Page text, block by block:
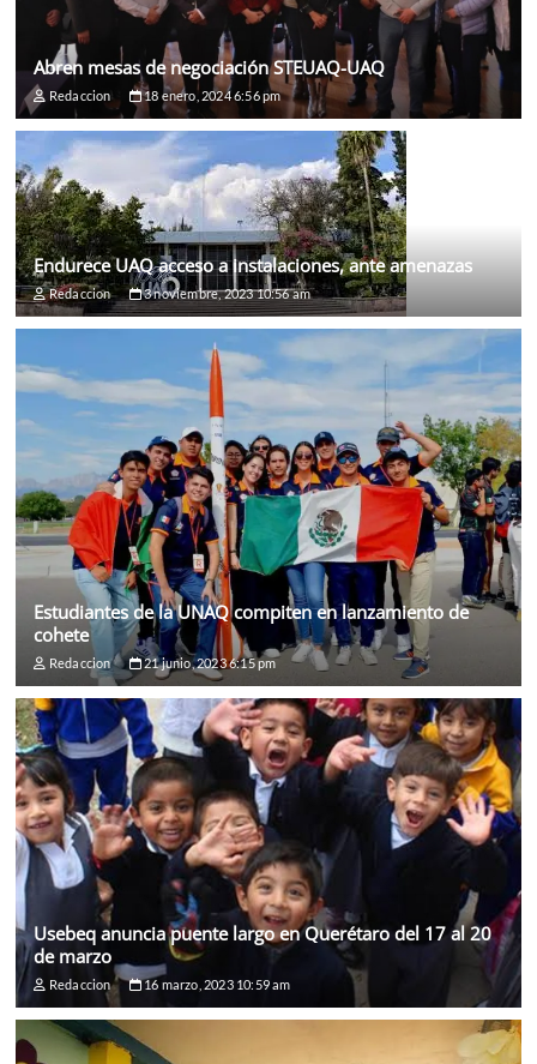
Abren mesas de negociación STEUAQ-UAQ
Redaccion 18 enero, 2024 6:56 pm
Endurece UAQ acceso a instalaciones, ante amenazas
Redaccion 3 noviembre, 2023 10:56 am
Estudiantes de la UNAQ compiten en lanzamiento de
cohete
Redaccion 21 junio, 2023 6:15 pm
Usebeq anuncia puente largo en Querétaro del 17 al 20
de marzo
Redaccion 16 marzo, 2023 10:59 am